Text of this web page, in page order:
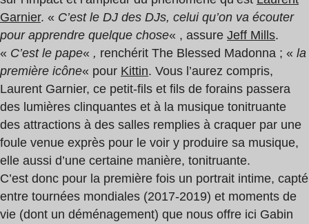
Garnier. « C’est le DJ des DJs, celui qu’on va écouter
pour apprendre quelque chose« , assure Jeff Mills.
« C’est le pape« , renchérit The Blessed Madonna ; « la
première icône« pour Kittin. Vous l’aurez compris,
Laurent Garnier, ce petit-fils et fils de forains passera
des lumières clinquantes et à la musique tonitruante
des attractions à des salles remplies à craquer par une
foule venue exprès pour le voir y produire sa musique,
elle aussi d’une certaine manière, tonitruante.
C’est donc pour la première fois un portrait intime, capté
entre tournées mondiales (2017-2019) et moments de
vie (dont un déménagement) que nous offre ici Gabin